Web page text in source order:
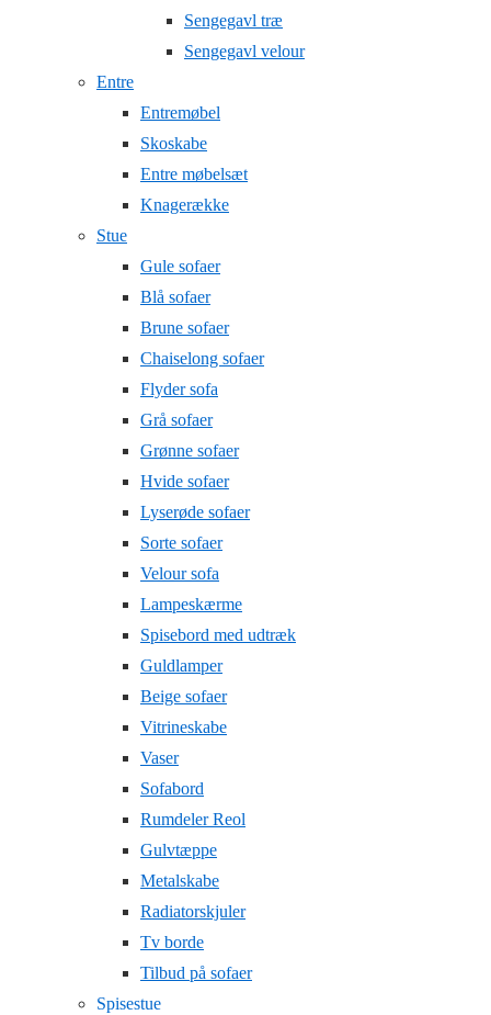
Sengegavl træ
Sengegavl velour
Entre
Entremøbel
Skoskabe
Entre møbelsæt
Knagerække
Stue
Gule sofaer
Blå sofaer
Brune sofaer
Chaiselong sofaer
Flyder sofa
Grå sofaer
Grønne sofaer
Hvide sofaer
Lyserøde sofaer
Sorte sofaer
Velour sofa
Lampeskærme
Spisebord med udtræk
Guldlamper
Beige sofaer
Vitrineskabe
Vaser
Sofabord
Rumdeler Reol
Gulvtæppe
Metalskabe
Radiatorskjuler
Tv borde
Tilbud på sofaer
Spisestue